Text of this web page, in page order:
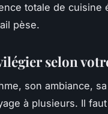
totale de cuisine
pèse.
selon
son ambiance,
à plusieurs. Il